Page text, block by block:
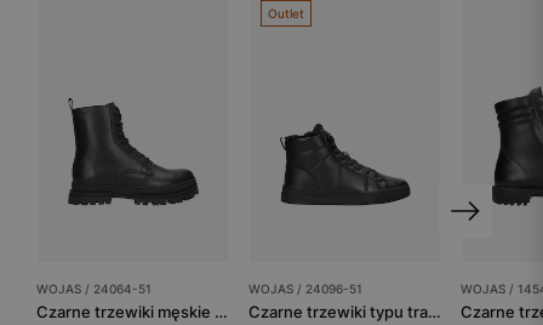
WOJAS / 24064-51
Czarne trzewiki męskie bikery ze skóry licowej
Outlet
WOJAS / 24096-51
Czarne trzewiki typu trampki z futerkowym ociepleniem
WOJAS /